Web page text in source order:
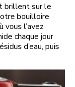
brillent sur le
bouilloire
vous l’avez
chaque jour
d’eau, puis